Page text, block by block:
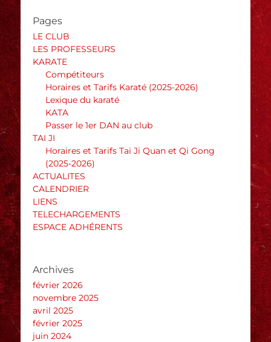
Pages
LE CLUB
LES PROFESSEURS
KARATE
Compétiteurs
Horaires et Tarifs Karaté (2025-2026)
Lexique du karaté
KATA
Passer le 1er DAN au club
TAI JI
Horaires et Tarifs Tai Ji Quan et Qi Gong
(2025-2026)
ACTUALITES
CALENDRIER
LIENS
TELECHARGEMENTS
ESPACE ADHÉRENTS
Archives
février 2026
novembre 2025
avril 2025
février 2025
juin 2024